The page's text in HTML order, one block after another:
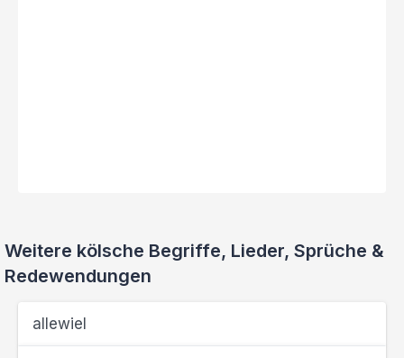
Weitere kölsche Begriffe, Lieder, Sprüche &
Redewendungen
allewiel